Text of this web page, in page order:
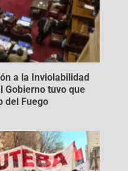
a la Inviolabilidad
Gobierno tuvo que
del Fuego